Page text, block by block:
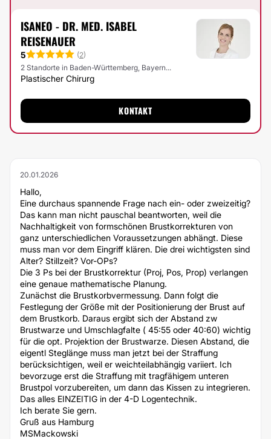
ISANEO - DR. MED. ISABEL
REISENAUER
5 (2)
2 Standorte in Baden-Württemberg, Bayern...
Plastischer Chirurg
KONTAKT
20.01.2026
Hallo,
Eine durchaus spannende Frage nach ein- oder zweizeitig?
Das kann man nicht pauschal beantworten, weil die
Nachhaltigkeit von formschönen Brustkorrekturen von
ganz unterschiedlichen Voraussetzungen abhängt. Diese
muss man vor dem Eingriff klären. Die drei wichtigsten sind
Alter? Stillzeit? Vor-OPs?
Die 3 Ps bei der Brustkorrektur (Proj, Pos, Prop) verlangen
eine genaue mathematische Planung.
Zunächst die Brustkorbvermessung. Dann folgt die
Festlegung der Größe mit der Positionierung der Brust auf
dem Brustkorb. Daraus ergibt sich der Abstand zw
Brustwarze und Umschlagfalte ( 45:55 oder 40:60) wichtig
für die opt. Projektion der Brustwarze. Diesen Abstand, die
eigentl Steglänge muss man jetzt bei der Straffung
berücksichtigen, weil er weichteilabhängig variiert. Ich
bevorzuge erst die Straffung mit tragfähigem unteren
Brustpol vorzubereiten, um dann das Kissen zu integrieren.
Das alles EINZEITIG in der 4-D Logentechnik.
Ich berate Sie gern.
Gruß aus Hamburg
MSMackowski